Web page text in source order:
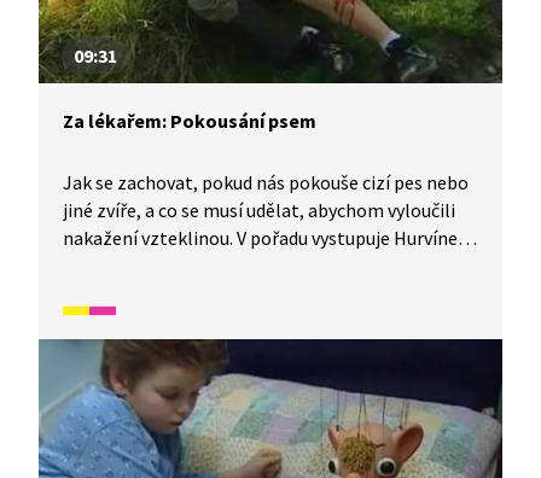
09:31
Za lékařem: Pokousání psem
Jak se zachovat, pokud nás pokouše cizí pes nebo
jiné zvíře, a co se musí udělat, abychom vyloučili
nakažení vzteklinou. V pořadu vystupuje Hurvínek,